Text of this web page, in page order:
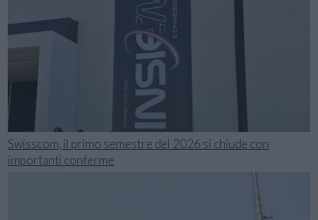
Swisscom, il primo semestre del 2026 si chiude con
importanti conferme